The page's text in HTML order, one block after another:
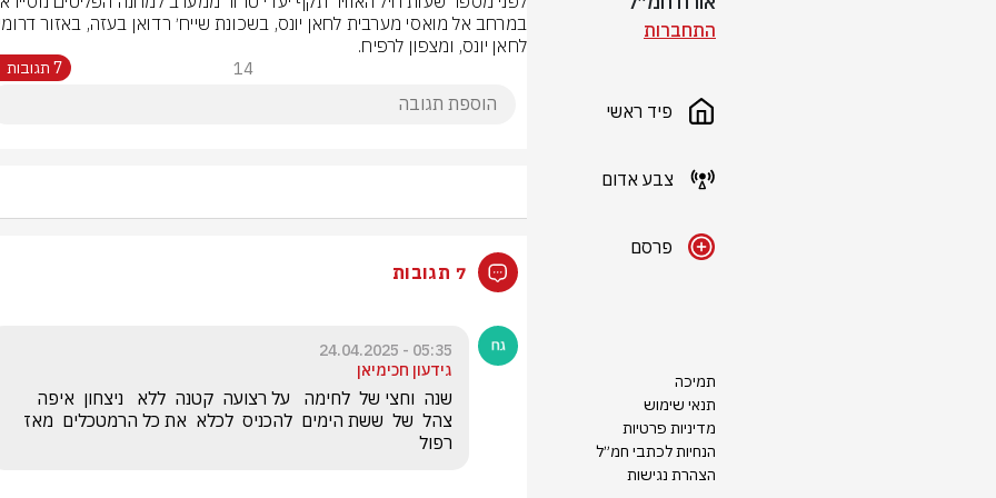
התחברות
פיד ראשי
צבע אדום
פרסם
תמיכה
תנאי שימוש
מדיניות פרטיות
הנחיות לכתבי חמ״ל
הצהרת נגישות
לחאן יונס, ומצפון לרפיח.
14 7 תגובות
7 תגובות
05:35 - 24.04.2025
גידעון חכימיאן
רפול